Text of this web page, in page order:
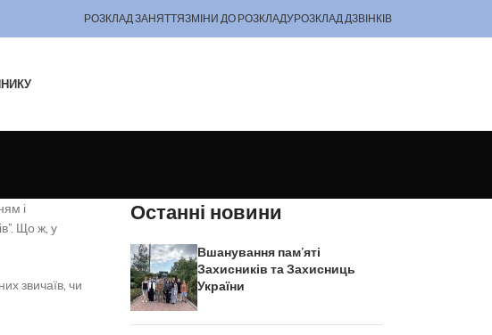
РОЗКЛАД ЗАНЯТТЯЗМІНИ ДО РОЗКЛАДУРОЗКЛАД ДЗВІНКІВ
і
Що ж, у
звичаїв, чи
Останні новини
Вшанування пам’яті
Захисників та Захисниць
України